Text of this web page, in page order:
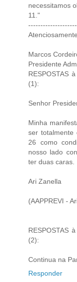
necessitamos
11."
--------------------
Atenciosamente,
Marcos
Presidente
RESPOSTAS
(1):
Senhor
Minha
ser totalmente
26 como
nosso lado
ter duas caras.
Ari Zanella
(AAPPREVI -
RESPOSTAS
(2):
Continua na
Responder